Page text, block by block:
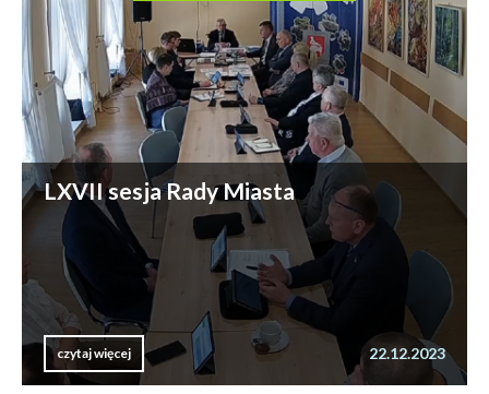
LXVII sesja Rady Miasta
czytaj więcej 22.12.2023